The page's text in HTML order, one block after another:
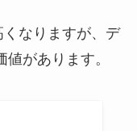
なりますが、デ
があります。